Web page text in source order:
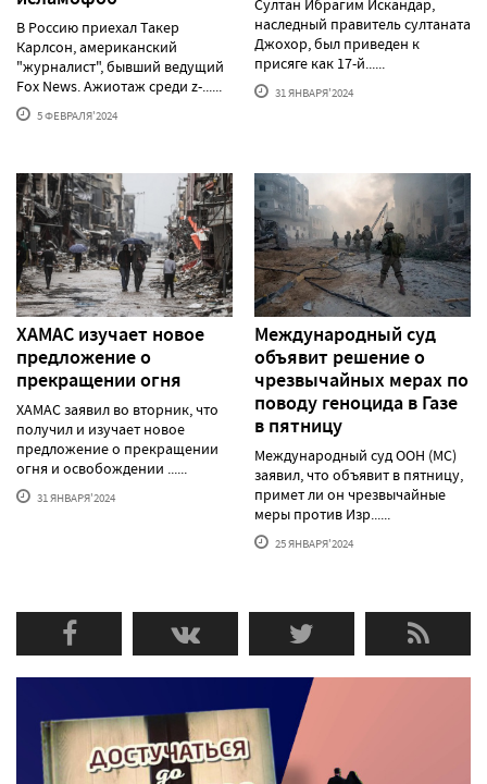
В Россию приехал Такер
Карлсон, американский
"журналист", бывший ведущий
Fox News. Ажиотаж среди z-......
5 ФЕВРАЛЯ'2024
наследный правитель султаната
Джохор, был приведен к
присяге как 17-й......
31 ЯНВАРЯ'2024
ХАМАС изучает новое
предложение о
прекращении огня
ХАМАС заявил во вторник, что
получил и изучает новое
предложение о прекращении
огня и освобождении ......
31 ЯНВАРЯ'2024
Международный суд
объявит решение о
чрезвычайных мерах по
поводу геноцида в Газе
в пятницу
Международный суд ООН (МС)
заявил, что объявит в пятницу,
примет ли он чрезвычайные
меры против Изр......
25 ЯНВАРЯ'2024